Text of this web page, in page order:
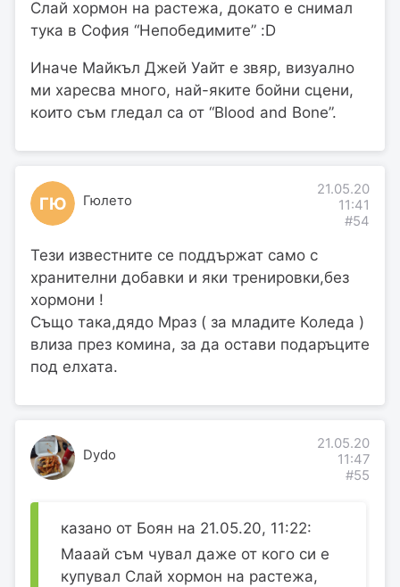
Слай хормон на растежа, докато е снимал
тука в София “Непобедимите” :D
Иначе Майкъл Джей Уайт е звяр, визуално
ми харесва много, най-яките бойни сцени,
които съм гледал са от “Blood and Bone”.
ГЮ Гюлето
21.05.20
11:41
#54
Тези известните се поддържат само с
хранителни добавки и яки тренировки,без
хормони !
Също така,дядо Мраз ( за младите Коледа )
влиза през комина, за да остави подаръците
под елхата.
Dydo
21.05.20
11:47
#55
казано от Боян на 21.05.20, 11:22:
Мааай съм чувал даже от кого си е
купувал Слай хормон на растежа,